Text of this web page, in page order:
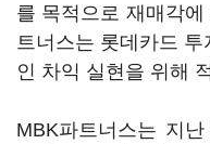
를 목적으로 재매각
트너스는 롯데카드
인 차익 실현을 위해
MBK파트너스는 지